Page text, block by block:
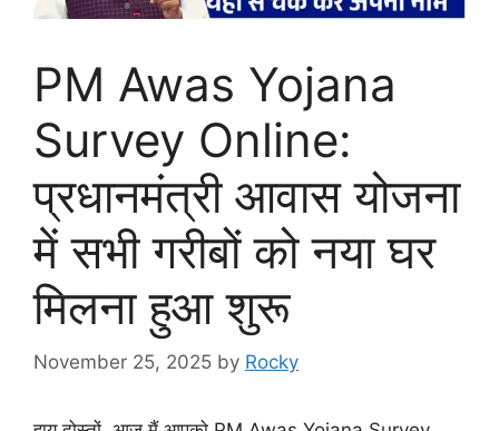
PM Awas Yojana
Survey Online:
प्रधानमंत्री आवास योजना
में सभी गरीबों को नया घर
मिलना हुआ शुरू
November 25, 2025 by Rocky